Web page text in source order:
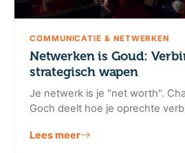
COMMUNICATIE & NETWERKEN
Netwerken is Goud:
strategisch wapen
Je netwerk is je "net worth".
Goch deelt hoe je oprechte
Lees meer